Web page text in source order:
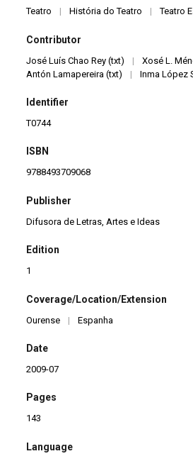
Teatro | História do Teatro | Teatro
Contributor
José Luís Chao Rey (txt) | Xosé L.
Antón Lamapereira (txt)
| Inma López
Identifier
T0744
ISBN
9788493709068
Publisher
Difusora de Letras, Artes e Ideas
Edition
1
Coverage/Location/Extension
Ourense | Espanha
Date
2009-07
Pages
143
Language